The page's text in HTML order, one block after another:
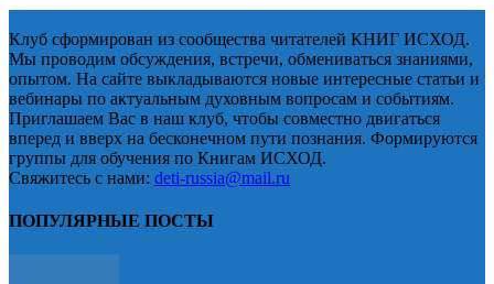
Клуб сформирован из сообщества читателей КНИГ ИСХОД.
Мы проводим обсуждения, встречи, обмениваться знаниями,
опытом. На сайте выкладываются новые интересные статьи и
вебинары по актуальным духовным вопросам и событиям.
Приглашаем Вас в наш клуб, чтобы совместно двигаться
вперед и вверх на бесконечном пути познания. Формируются
группы для обучения по Книгам ИСХОД.
Свяжитесь с нами: deti-russia@mail.ru
ПОПУЛЯРНЫЕ ПОСТЫ